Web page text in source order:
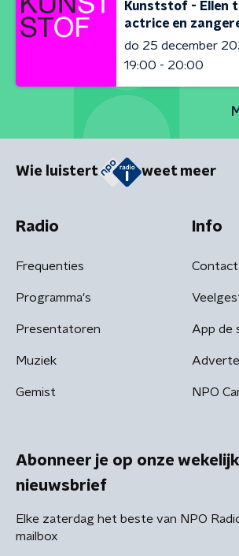
Kunststof - Ellen
actrice en
do 25 december
19:00 - 20:00
Wie luistert weet meer
Radio
Frequenties
Programma's
Presentatoren
Muziek
Gemist
Info
Contact
App de
NPO
Abonneer je op onze
nieuwsbrief
Elke zaterdag het beste van NPO
mailbox